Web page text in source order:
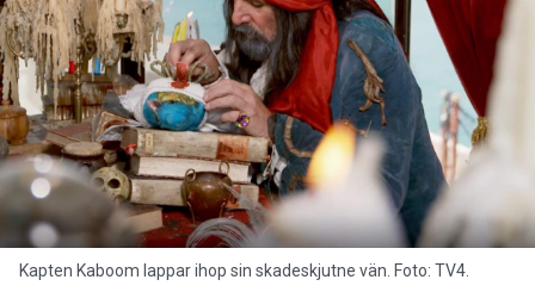
Kapten Kaboom lappar ihop sin skadeskjutne vän. Foto: TV4.